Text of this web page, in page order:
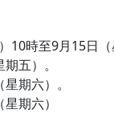
10時至9月15日
五）。
期六）。
期六）